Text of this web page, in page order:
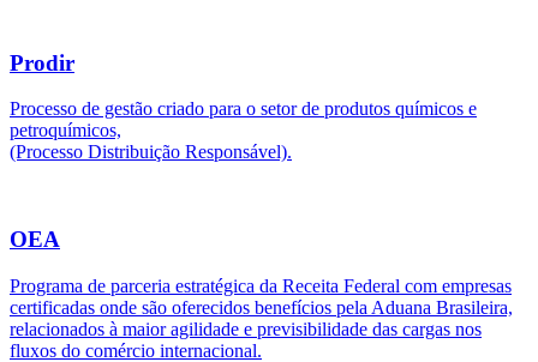
Prodir
Processo de gestão criado para o setor de produtos químicos e
petroquímicos,
(Processo Distribuição Responsável).
OEA
Programa de parceria estratégica da Receita Federal com empresas
certificadas onde são oferecidos benefícios pela Aduana Brasileira,
relacionados à maior agilidade e previsibilidade das cargas nos
fluxos do comércio internacional.